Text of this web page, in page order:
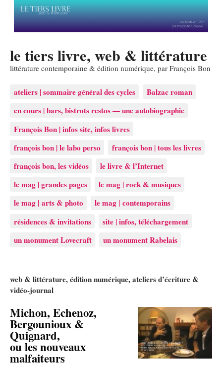
le tiers livre, web & littérature
littérature contemporaine & édition numérique, par François Bon
ateliers | sommaire général des cycles
Balzac roman
en cours | bars, bistrots restos — une autobiographie
François Bon | infos site, infos livres
françois bon | le labo perso
françois bon | tous les livres
françois bon, les vidéos
le livre & l’Internet
le mag | grandes pages
le mag | rock & musiques
le mag | arts & photo
le mag | contemporains
résidences & invitations
site | infos, téléchargement
un monument Lovecraft
un monument Rabelais
web & littérature, édition numérique, ateliers d’écriture &
vidéo-journal
Articles les plus récents
Michon, Echenoz,
Bergounioux &
Quignard,
ou les nouveaux
malfaiteurs